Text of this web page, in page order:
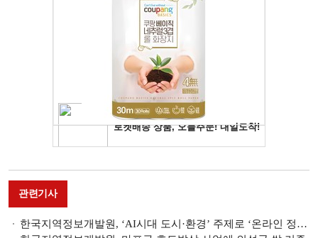
관련기사
한국지역정보개발원, ‘AI시대 도시·환경’ 주제로 ‘온라인 정기세미나’ 개최